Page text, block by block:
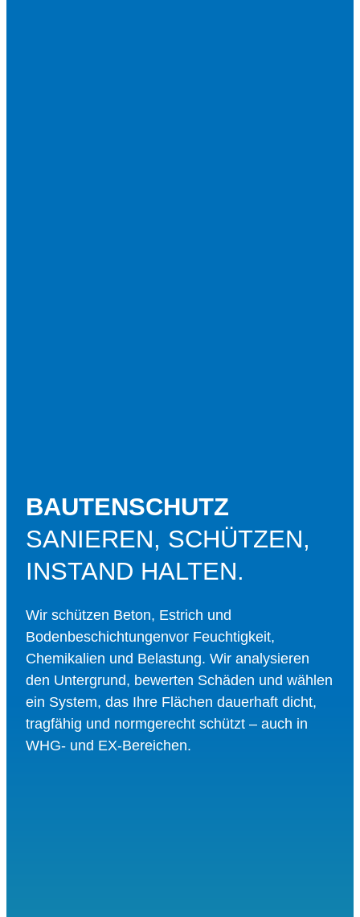
BAUTENSCHUTZ
SANIEREN, SCHÜTZEN,
INSTAND HALTEN.
Wir schützen Beton, Estrich und
Bodenbeschichtungenvor Feuchtigkeit,
Chemikalien und Belastung. Wir analysieren
den Untergrund, bewerten Schäden und wählen
ein System, das Ihre Flächen dauerhaft dicht,
tragfähig und normgerecht schützt – auch in
WHG- und EX-Bereichen.